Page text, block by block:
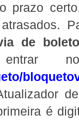
prazo
de
é